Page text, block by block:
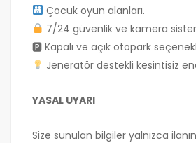
Çocuk oyun alanları.
7/24 güvenlik ve kamera
🅿 Kapalı ve açık otopark
Jeneratör destekli kesintisiz
YASAL UYARI
Size sunulan bilgiler yalnızca